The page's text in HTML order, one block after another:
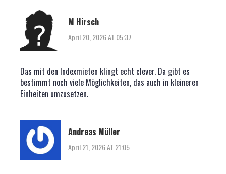
M Hirsch
April 20, 2026 AT 05:37
Das mit den Indexmieten klingt echt clever. Da gibt es
bestimmt noch viele Möglichkeiten, das auch in kleineren
Einheiten umzusetzen.
Andreas Müller
April 21, 2026 AT 21:05